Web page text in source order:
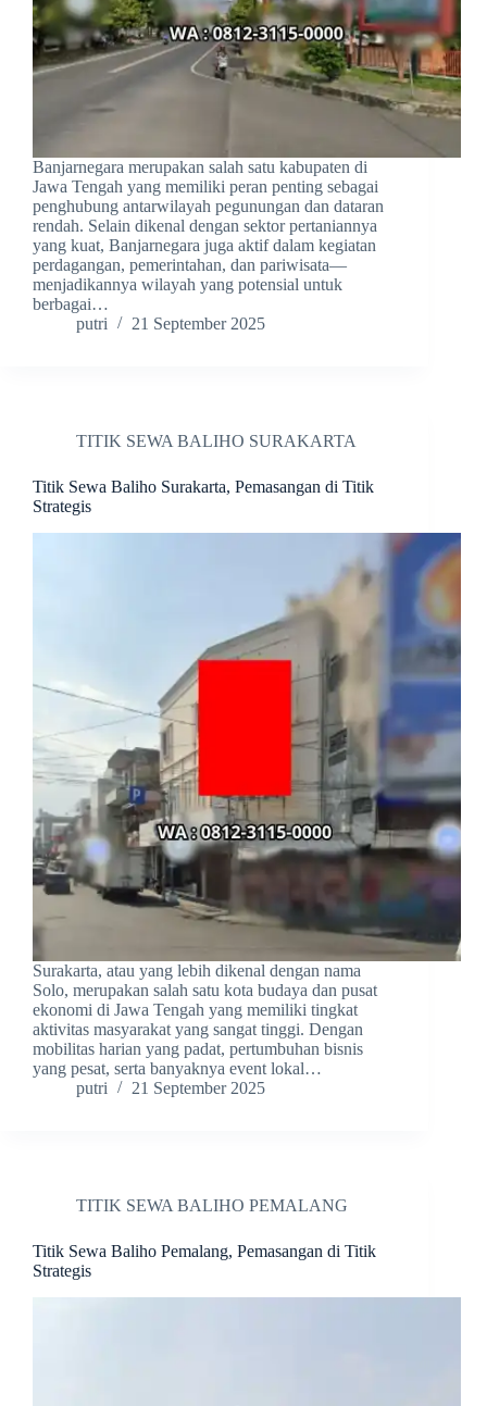
Banjarnegara merupakan salah satu kabupaten di
Jawa Tengah yang memiliki peran penting sebagai
penghubung antarwilayah pegunungan dan dataran
rendah. Selain dikenal dengan sektor pertaniannya
yang kuat, Banjarnegara juga aktif dalam kegiatan
perdagangan, pemerintahan, dan pariwisata—
menjadikannya wilayah yang potensial untuk
berbagai…
putri
21 September 2025
TITIK SEWA BALIHO SURAKARTA
Titik Sewa Baliho Surakarta, Pemasangan di Titik
Strategis
Surakarta, atau yang lebih dikenal dengan nama
Solo, merupakan salah satu kota budaya dan pusat
ekonomi di Jawa Tengah yang memiliki tingkat
aktivitas masyarakat yang sangat tinggi. Dengan
mobilitas harian yang padat, pertumbuhan bisnis
yang pesat, serta banyaknya event lokal…
putri
21 September 2025
TITIK SEWA BALIHO PEMALANG
Titik Sewa Baliho Pemalang, Pemasangan di Titik
Strategis